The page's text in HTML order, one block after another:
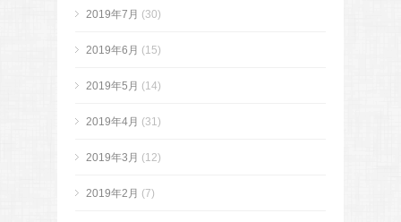
2019年7月 (30)
2019年6月 (15)
2019年5月 (14)
2019年4月 (31)
2019年3月 (12)
2019年2月 (7)